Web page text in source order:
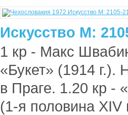
Искусство М:
1 кр - Макс
«Букет» (1914 г.).
в Праге. 1.20 кр -
(1-я половина XIV